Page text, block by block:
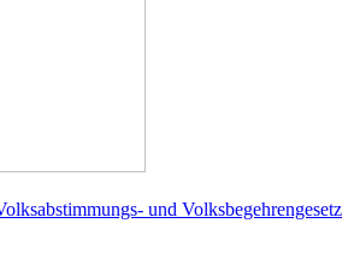
und Volksbegehrengesetz